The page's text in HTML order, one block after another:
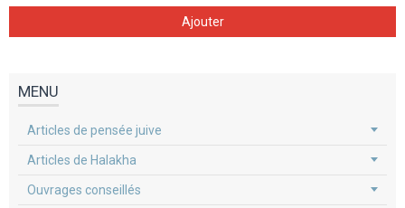
Ajouter
MENU
Articles de pensée juive
Articles de Halakha
Ouvrages conseillés